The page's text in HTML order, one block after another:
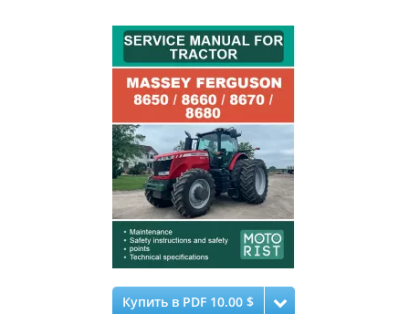
Купить в PDF 10.00 $